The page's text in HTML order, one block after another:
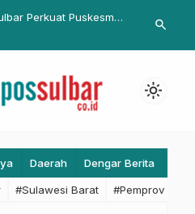
Maulid Nabi di Laliko,
Jaga Harmoni
Kabid
Sekolah ke
search
light_mode
Daerah Dengar Berita
#Sulawesi Barat #Pemprov